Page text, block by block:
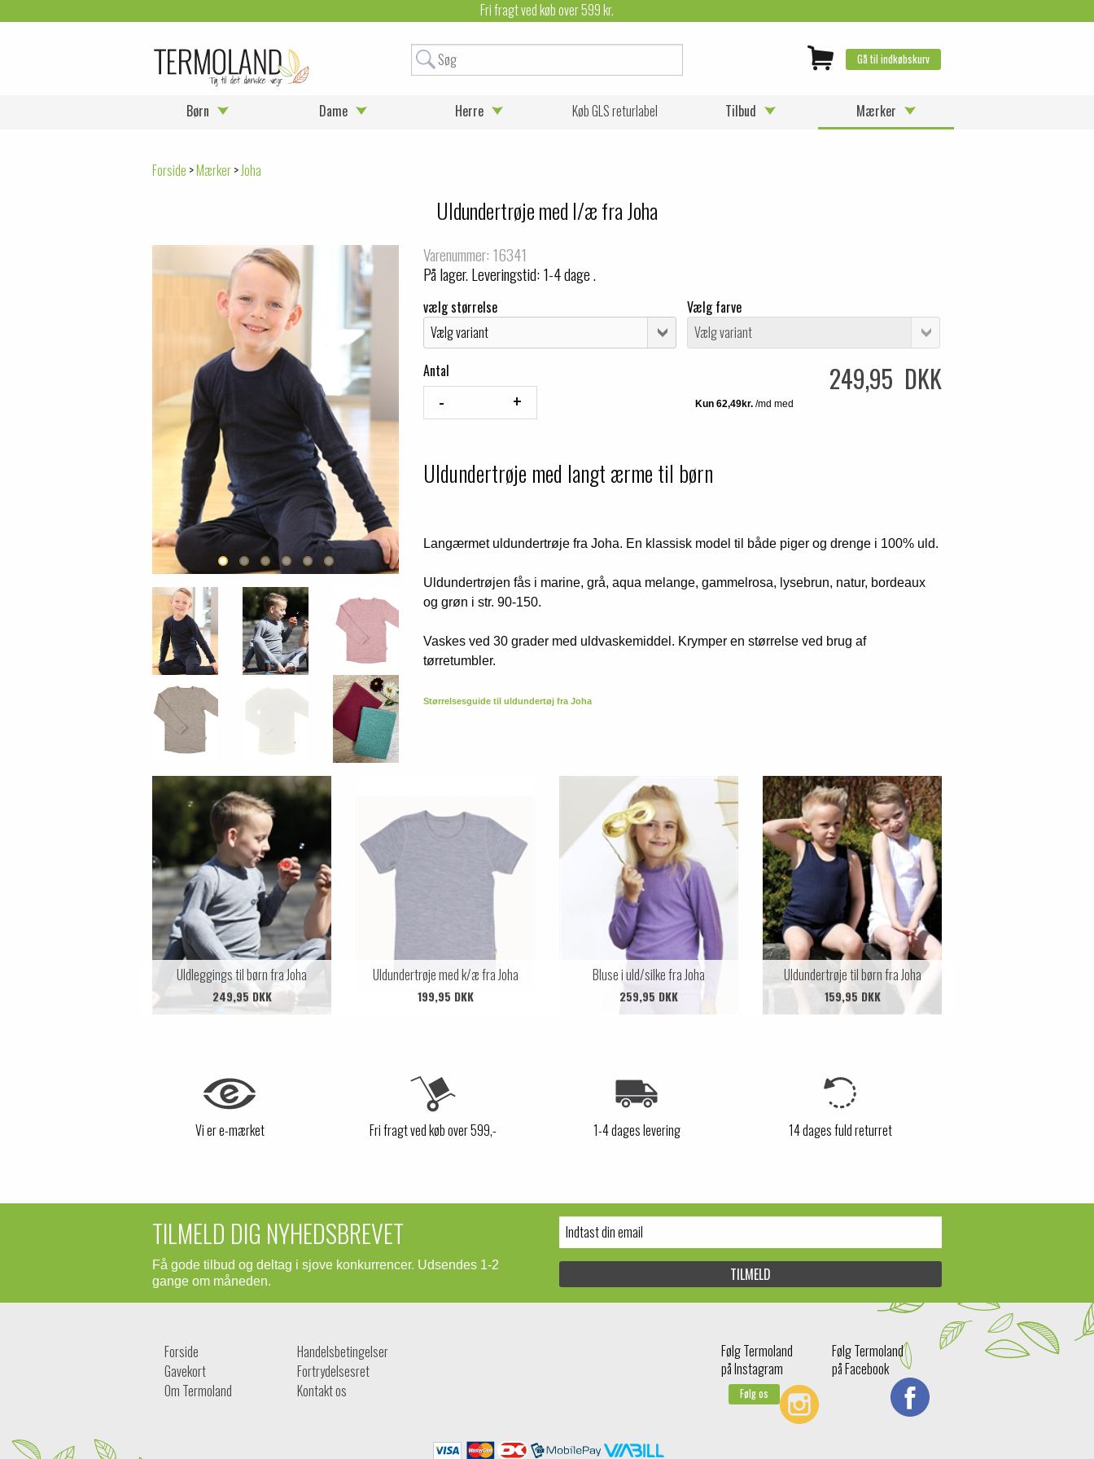
Fri fragt ved køb over 599 kr.
Gå til indkøbskurv
Børn Dame Herre Køb GLS returlabel Tilbud Mærker
Forside >Mærker>Joha
Uldundertrøje med l/æ fra Joha
Varenummer: 16341
På lager. Leveringstid: 1-4 dage .
vælg størrelse Vælg farve
Antal 249,95 DKK
Uldundertrøje med langt ærme til børn
Langærmet uldundertrøje fra Joha. En klassisk model til både piger og drenge i 100% uld.
Uldundertrøjen fås i marine, grå, aqua melange, gammelrosa, lysebrun, natur, bordeaux
og grøn i str. 90-150.
Vaskes ved 30 grader med uldvaskemiddel. Krymper en størrelse ved brug af
tørretumbler.
Størrelsesguide til uldundertøj fra Joha
Uldleggings til børn fra Joha
249,95 DKK
Uldundertrøje med k/æ fra Joha
199,95 DKK
Bluse i uld/silke fra Joha
259,95 DKK
Uldundertrøje til børn fra Joha
159,95 DKK
Vi er e-mærket Fri fragt ved køb over 599,- 1-4 dages levering 14 dages fuld returret
TILMELD DIG NYHEDSBREVET
Få gode tilbud og deltag i sjove konkurrencer. Udsendes 1-2
gange om måneden.
Forside
Gavekort
Om Termoland
Handelsbetingelser
Fortrydelsesret
Kontakt os
Følg Termoland
på Facebook
Følg Termoland
på Instagram
Følg os